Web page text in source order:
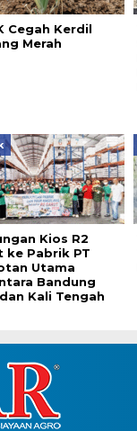
Cegah Kerdil
Merah
Kios R2
ke Pabrik PT
Utama
Bandung
Kali Tengah